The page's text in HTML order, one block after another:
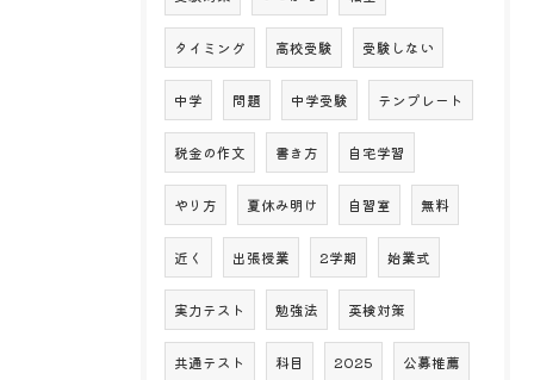
タイミング 高校受験 受験しない
中学 問題 中学受験 テンプレート
税金の作文 書き方 自宅学習
やり方 夏休み明け 自習室 無料
近く 出張授業 2学期 始業式
実力テスト 勉強法 英検対策
共通テスト 科目 2025 公募推薦